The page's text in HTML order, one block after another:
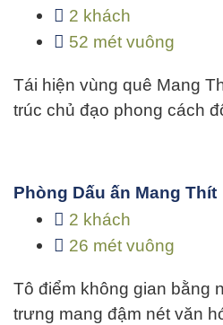
2 khách
52 mét vuông
Tái hiện vùng quê Mang
trúc chủ đạo phong cách
Phòng Dấu ấn Mang Thít
2 khách
26 mét vuông
Tô điểm không gian bằng
trưng mang đậm nét văn